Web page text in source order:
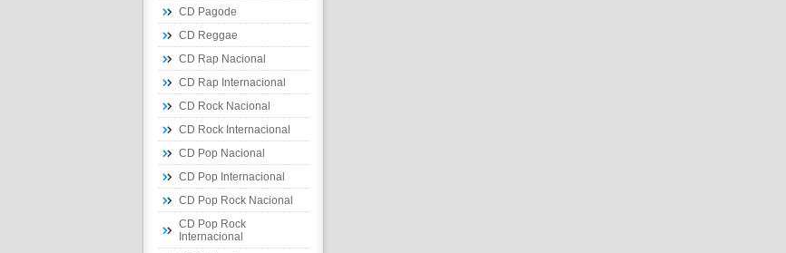
CD Pagode
CD Reggae
CD Rap Nacional
CD Rap Internacional
CD Rock Nacional
CD Rock Internacional
CD Pop Nacional
CD Pop Internacional
CD Pop Rock Nacional
CD Pop Rock
Internacional